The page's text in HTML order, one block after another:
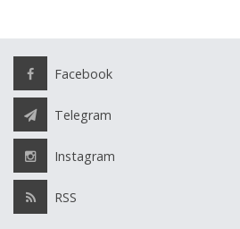
Facebook
Telegram
Instagram
RSS